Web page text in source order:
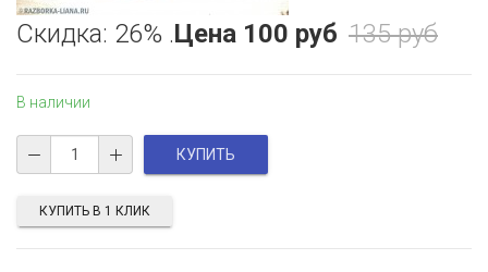
135 руб
Цена 100 руб
Скидка: 26% .
В наличии
КУПИТЬ В 1 КЛИК